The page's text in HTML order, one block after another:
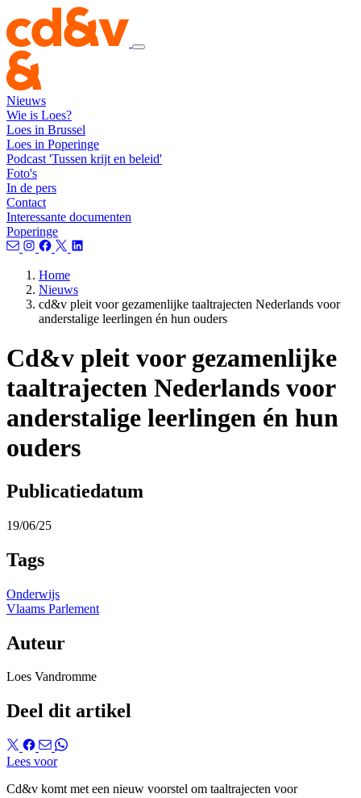
Nieuws
Wie is Loes?
Loes in Brussel
Loes in Poperinge
Podcast 'Tussen krijt en beleid'
Foto's
In de pers
Contact
Interessante documenten
Poperinge
Home
Nieuws
cd&v pleit voor gezamenlijke taaltrajecten Nederlands voor
anderstalige leerlingen én hun ouders
Cd&v pleit voor gezamenlijke
taaltrajecten Nederlands voor
anderstalige leerlingen én hun
ouders
Publicatiedatum
19/06/25
Tags
Onderwijs
Vlaams Parlement
Auteur
Loes Vandromme
Deel dit artikel
Lees voor
Cd&v komt met een nieuw voorstel om taaltrajecten voor